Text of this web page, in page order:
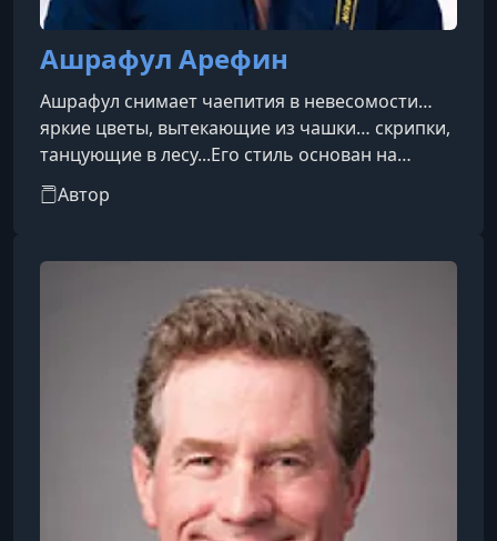
Ашрафул Арефин
Ашрафул снимает чаепития в невесомости…
яркие цветы, вытекающие из чашки… скрипки,
танцующие в лесу...Его стиль основан на
создании уникальных композиций, чтобы
рассказывать волшебные истории о
выходя из дома.Я попробовал сам, и это одно
из самых волшебных впечатлений, которые я
когда-либо испытывал в фотографии.
Неудивительно, что его уникальный стиль
привлек более 120 000 подписчиков в
интернете и более 10
Автор